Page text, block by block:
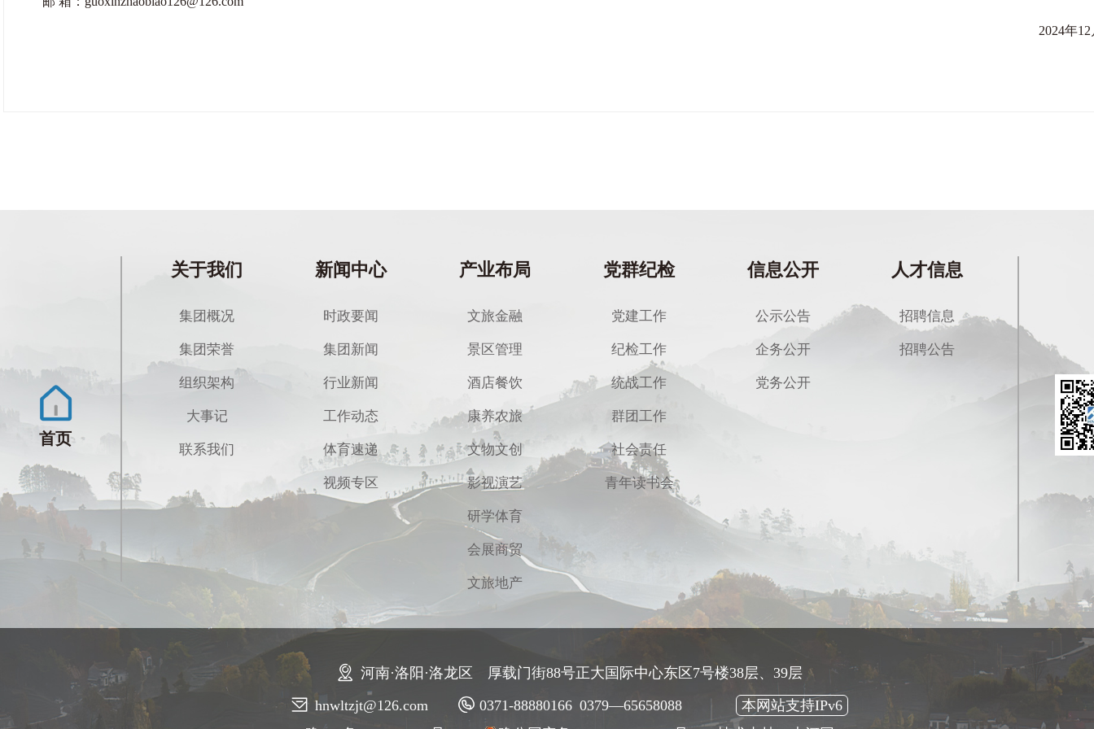
2024年12
首页
关于我们
集团概况
集团荣誉
组织架构
大事记
联系我们
新闻中心
时政要闻
集团新闻
行业新闻
工作动态
体育速递
视频专区
产业布局
文旅金融
景区管理
酒店餐饮
康养农旅
文物文创
影视演艺
研学体育
会展商贸
文旅地产
党群纪检
党建工作
纪检工作
统战工作
群团工作
社会责任
青年读书会
信息公开
公示公告
企务公开
党务公开
人才信息
招聘信息
招聘公告
河南·洛阳·洛龙区 厚载门街88号正大国际中心东区7号楼38层、39层
hnwltzjt@126.com
0371-88880166 0379—65658088
本网站支持IPv6